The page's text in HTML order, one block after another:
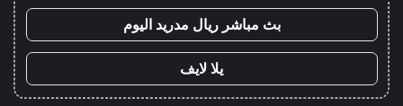
بث مباشر ريال مدريد اليوم
يلا لايف